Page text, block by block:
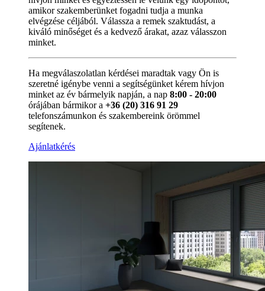
amikor szakemberünket fogadni tudja a munka
elvégzése céljából. Válassza a remek szaktudást, a
kiváló minőséget és a kedvező árakat, azaz válasszon
minket.
Ha megválaszolatlan kérdései maradtak vagy Ön is
szeretné igénybe venni a segítségünket kérem hívjon
minket az év bármelyik napján, a nap 8:00 - 20:00
órájában bármikor a +36 (20) 316 91 29
telefonszámunkon és szakembereink örömmel
segítenek.
Ajánlatkérés